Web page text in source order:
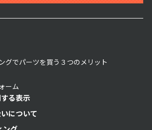
グでパーツを買う３つのメリット
ーム
る表示
について